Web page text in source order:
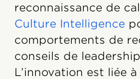
reconnaissance de
Culture Intelligence
comportements de
conseils de
L’innovation est liée